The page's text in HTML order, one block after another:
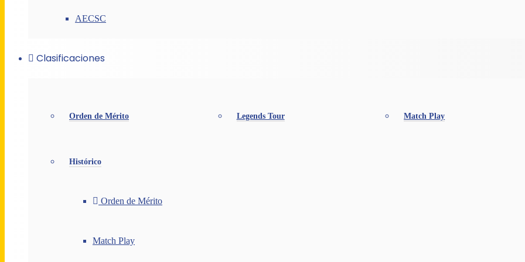
AECSC
Clasificaciones
Orden de Mérito Legends Tour Match Play
Histórico
Orden de Mérito
Match Play